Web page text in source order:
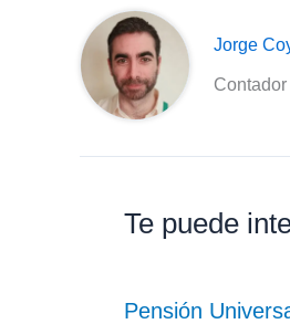
Jorge
Te puede
Pensión